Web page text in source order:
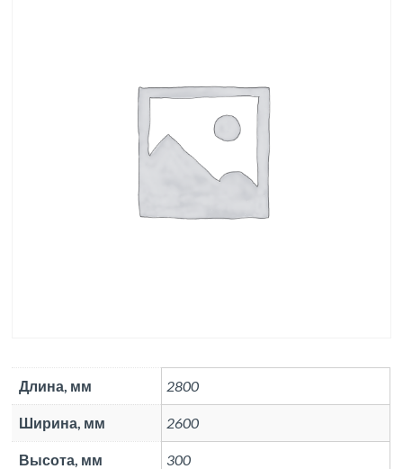
Длина, мм 2800
Ширина, мм 2600
Высота, мм 300